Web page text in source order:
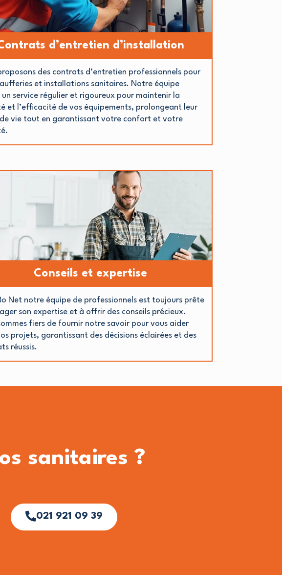
d’entretien d’installation
des contrats d’entretien professionnels pour
et installations sanitaires. Notre équipe
un service régulier et rigoureux pour maintenir la
et l’efficacité de vos équipements, prolongeant leur
vie tout en garantissant votre confort et votre
Conseils et expertise
Net notre équipe de professionnels est toujours prête
son expertise et à offrir des conseils précieux.
fiers de fournir notre savoir pour vous aider
projets, garantissant des décisions éclairées et des
réussis.
sanitaires ?
021 921 09 39